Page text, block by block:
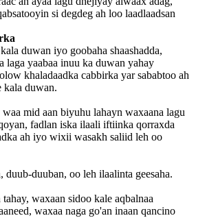
si degdeg ah loo laadlaadsan
duwan iyo goobaha shaashadda,
laga yaabaa inuu ka duwan yahay
khaladaadka cabbirka yar sababtoo ah
kala duwan.
waa mid aan biyuhu lahayn waxaana lagu
fadlan iska ilaali iftiinka qorraxda
ah iyo wixii wasakh saliid leh oo
duuban, oo leh ilaalinta geesaha.
waxaan sidoo kale aqbalnaa
waxaa naga go'an inaan qancino